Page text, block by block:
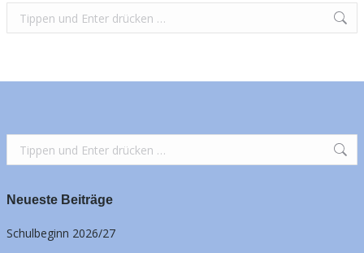
Search:
Search:
Neueste Beiträge
Schulbeginn 2026/27